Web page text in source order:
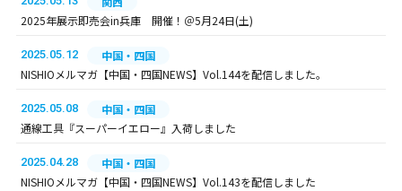
2025年展示即売会in兵庫 開催！＠5月24日(土)
2025.05.12
中国・四国
NISHIOメルマガ【中国・四国NEWS】Vol.144を配信しました。
2025.05.08
中国・四国
通線工具『スーパーイエロー』入荷しました
2025.04.28
中国・四国
NISHIOメルマガ【中国・四国NEWS】Vol.143を配信しました